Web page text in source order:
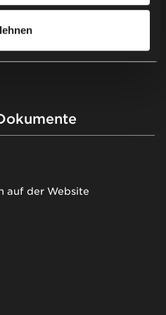
GmbH
auf der Website